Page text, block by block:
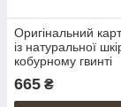
Оригінальний
із натуральної
кобурному гвинті
665 ₴